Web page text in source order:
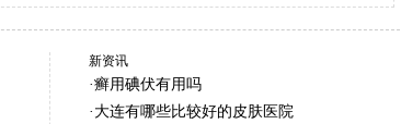
新资讯
·癣用碘伏有用吗
· 大连有哪些比较好的皮肤医院